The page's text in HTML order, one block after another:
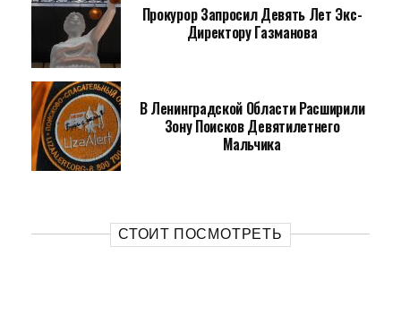
Прокурор Запросил Девять Лет Экс-
Директору Газманова
В Ленинградской Области Расширили
Зону Поисков Девятилетнего
Мальчика
СТОИТ ПОСМОТРЕТЬ